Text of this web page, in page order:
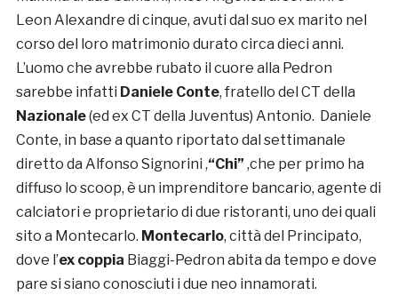
Leon Alexandre di cinque, avuti dal suo ex marito nel
corso del loro matrimonio durato circa dieci anni.
L’uomo che avrebbe rubato il cuore alla Pedron
sarebbe infatti Daniele Conte, fratello del CT della
Nazionale(ed ex CT della Juventus) Antonio. Daniele
Conte, in base a quanto riportato dal settimanale
diretto da Alfonso Signorini ,“Chi” ,che per primo ha
diffuso lo scoop, è un imprenditore bancario, agente di
calciatori e proprietario di due ristoranti, uno dei quali
sito a Montecarlo. Montecarlo, città del Principato,
dove l’ex coppia Biaggi-Pedron abita da tempo e dove
pare si siano conosciuti i due neo innamorati.